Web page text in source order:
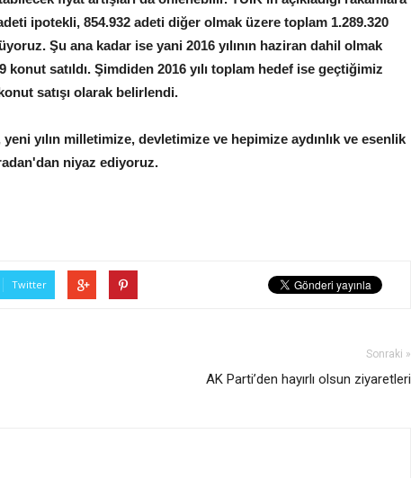
adeti ipotekli, 854.932 adeti diğer olmak üzere toplam 1.289.320
Şu ana kadar ise yani 2016 yılının haziran dahil olmak
konut satıldı. Şimdiden 2016 yılı toplam hedef ise geçtiğimiz
satışı olarak belirlendi.
yılın milletimize, devletimize ve hepimize aydınlık ve esenlik
niyaz ediyoruz.
Twitter
Sonraki »
AK Parti’den hayırlı olsun ziyaretleri